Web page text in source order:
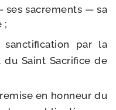
sacre­ments — sa
;
par la
Saint Sacrifice de
en hon­neur du